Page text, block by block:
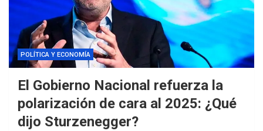
POLÍTICA Y ECONOMÍA
El Gobierno Nacional refuerza la
polarización de cara al 2025: ¿Qué
dijo Sturzenegger?